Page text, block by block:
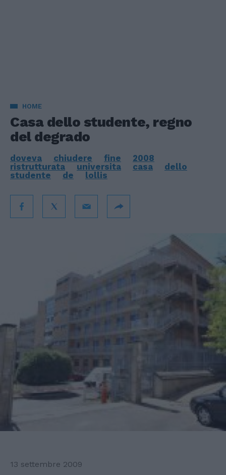
HOME
Casa dello studente, regno
del degrado
doveva chiudere fine
2008
ristrutturata
universita casa
dello
studente
de lollis
13 settembre 2009